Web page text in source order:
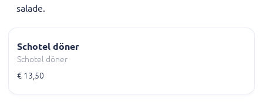
salade.
Schotel döner
Schotel döner
€ 13,50